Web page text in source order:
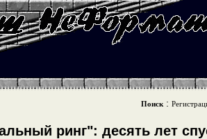
Поиск :
ринг": десять лет